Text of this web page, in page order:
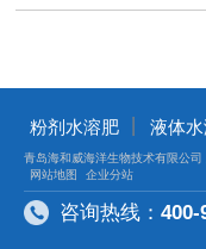
粉剂水溶肥 液体
青岛海和威海洋生物技术有限公司
网站地图
企业分站
咨询热线：400-